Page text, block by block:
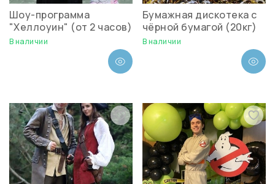
Шоу-программа
"Хеллоуин" (от 2 часов)
В наличии
Бумажная дискотека с
чёрной бумагой (20кг)
В наличии